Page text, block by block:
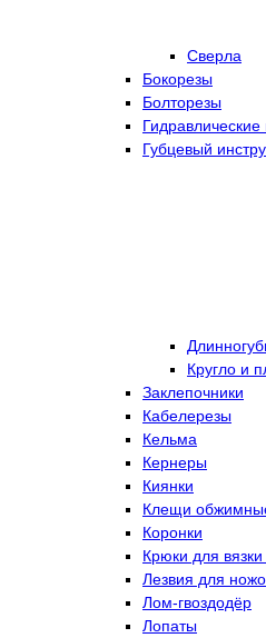
Сверла
Бокорезы
Болторезы
Губцевый
Кругло и
Заклепочники
Кабелерезы
Кельма
Кернеры
Киянки
Клещи
Коронки
Крюки для
Лезвия для
Лом-гвоздодёр
Лопаты